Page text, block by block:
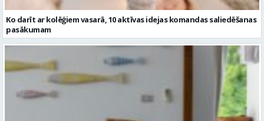
Ko darīt ar kolēģiem vasarā, 10 aktīvas idejas komandas saliedēšanas
pasākumam